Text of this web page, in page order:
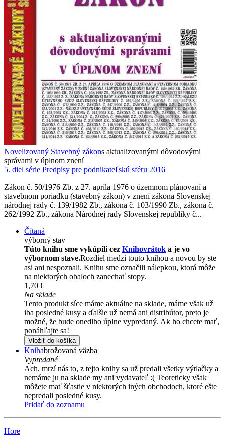
Novelizovaný Stavebný zákons aktualizovanými dôvodovými
správami v úplnom znení
5. diel série Predpisy pre podnikateľskú sféru 2016
Zákon č. 50/1976 Zb. z 27. apríla 1976 o územnom plánovaní a
stavebnom poriadku (stavebný zákon) v znení zákona Slovenskej
národnej rady č. 139/1982 Zb., zákona č. 103/1990 Zb., zákona č.
262/1992 Zb., zákona Národnej rady Slovenskej republiky č...
Čítaná
výborný stav
Túto knihu sme vykúpili cez Knihovrátok a je vo
výbornom stave.Rozdiel medzi touto knihou a novou by ste
asi ani nespoznali. Knihu sme označili nálepkou, ktorá môže
na niektorých obaloch zanechať stopy.
1,70 €
Na sklade
Tento produkt síce máme aktuálne na sklade, máme však už
iba posledné kusy a ďalšie už nemá ani distribútor, preto je
možné, že bude onedlho úplne vypredaný. Ak ho chcete mať,
ponáhľajte sa!
Vložiť do košíka
Knihabrožovaná väzba
Vypredané
Ach, mrzí nás to, z tejto knihy sa už predali všetky výtlačky a
nemáme ju na sklade my ani vydavateľ :( Teoreticky však
môžete mať šťastie v niektorých iných obchodoch, ktoré ešte
nepredali posledné kusy.
Pridať do zoznamu
Hore